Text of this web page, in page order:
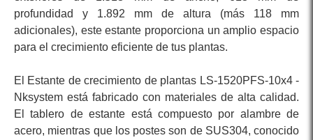
profundidad y 1.892 mm de altura (más 118 mm
adicionales), este estante proporciona un amplio espacio
para el crecimiento eficiente de tus plantas.
El Estante de crecimiento de plantas LS-1520PFS-10x4 -
Nksystem está fabricado con materiales de alta calidad.
El tablero de estante está compuesto por alambre de
acero, mientras que los postes son de SUS304, conocido